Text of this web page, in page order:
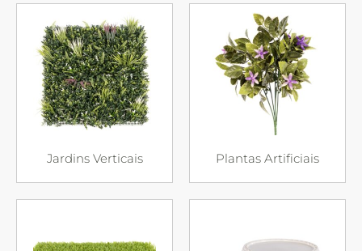
Jardins Verticais Plantas Artificiais